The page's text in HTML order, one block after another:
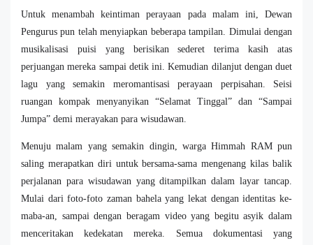
Untuk menambah keintiman perayaan pada malam ini, Dewan
Pengurus pun telah menyiapkan beberapa tampilan. Dimulai dengan
musikalisasi puisi yang berisikan sederet terima kasih atas
perjuangan mereka sampai detik ini. Kemudian dilanjut dengan duet
lagu yang semakin meromantisasi perayaan perpisahan. Seisi
ruangan kompak menyanyikan “Selamat Tinggal” dan “Sampai
Jumpa” demi merayakan para wisudawan.
Menuju malam yang semakin dingin, warga Himmah RAM pun
saling merapatkan diri untuk bersama-sama mengenang kilas balik
perjalanan para wisudawan yang ditampilkan dalam layar tancap.
Mulai dari foto-foto zaman bahela yang lekat dengan identitas ke-
maba-an, sampai dengan beragam video yang begitu asyik dalam
menceritakan kedekatan mereka. Semua dokumentasi yang